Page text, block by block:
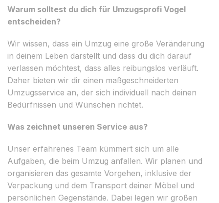
Warum solltest du dich für Umzugsprofi Vogel
entscheiden?
Wir wissen, dass ein Umzug eine große Veränderung
in deinem Leben darstellt und dass du dich darauf
verlassen möchtest, dass alles reibungslos verläuft.
Daher bieten wir dir einen maßgeschneiderten
Umzugsservice an, der sich individuell nach deinen
Bedürfnissen und Wünschen richtet.
Was zeichnet unseren Service aus?
Unser erfahrenes Team kümmert sich um alle
Aufgaben, die beim Umzug anfallen. Wir planen und
organisieren das gesamte Vorgehen, inklusive der
Verpackung und dem Transport deiner Möbel und
persönlichen Gegenstände. Dabei legen wir großen